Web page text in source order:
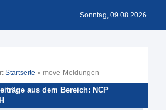
Sonntag, 09.08.2026
Startseite » move-Meldungen
aus dem Bereich: NCP